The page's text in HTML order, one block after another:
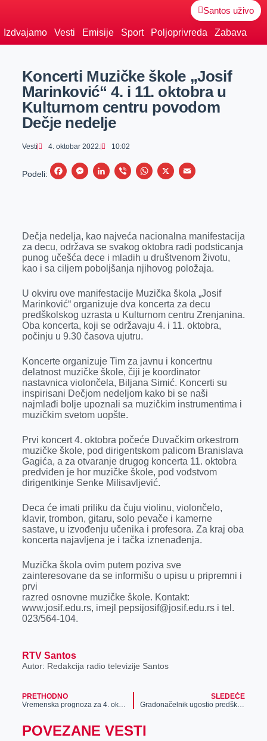
Santos uživo
Izdvajamo Vesti Emisije Sport Poljoprivreda Zabava
Koncerti Muzičke škole „Josif
Marinković“ 4. i 11. oktobra u
Kulturnom centru povodom
Dečje nedelje
Vesti 4. oktobar 2022. 10:02
Podeli:
F
b
o
o
M
e
n
g
r
L
e
d
I
V
r
W
s
A
p
p
X
E
l
Dečja nedelja, kao najveća nacionalna manifestacija
za decu, održava se svakog oktobra radi podsticanja
punog učešća dece i mladih u društvenom životu,
kao i sa ciljem poboljšanja njihovog položaja.
U okviru ove manifestacije Muzička škola „Josif
Marinković“ organizuje dva koncerta za decu
predškolskog uzrasta u Kulturnom centru Zrenjanina.
Oba koncerta, koji se održavaju 4. i 11. oktobra,
počinju u 9.30 časova ujutru.
Koncerte organizuje Tim za javnu i koncertnu
delatnost muzičke škole, čiji je koordinator
nastavnica violončela, Biljana Simić. Koncerti su
inspirisani Dečjom nedeljom kako bi se naši
najmlađi bolje upoznali sa muzičkim instrumentima i
muzičkim svetom uopšte.
Prvi koncert 4. oktobra počeće Duvačkim orkestrom
muzičke škole, pod dirigentskom palicom Branislava
Gagića, a za otvaranje drugog koncerta 11. oktobra
predviđen je hor muzičke škole, pod vođstvom
dirigentkinje Senke Milisavljević.
Deca će imati priliku da čuju violinu, violončelo,
klavir, trombon, gitaru, solo pevače i kamerne
sastave, u izvođenju učenika i profesora. Za kraj oba
koncerta najavljena je i tačka iznenađenja.
Muzička škola ovim putem poziva sve
zainteresovane da se informišu o upisu u pripremni i
prvi
razred osnovne muzičke škole. Kontakt:
www.josif.edu.rs, imejl pepsijosif@josif.edu.rs i tel.
023/564-104.
RTV Santos
Autor: Redakcija radio televizije Santos
PRETHODNO
Vremenska prognoza za 4. oktobar
SLEDEĆE
Gradonačelnik ugostio predškolce iz vrtića „Poletarac“
POVEZANE VESTI